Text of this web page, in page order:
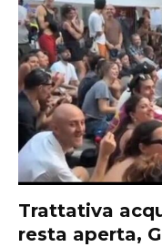
Trattativa
resta aperta,